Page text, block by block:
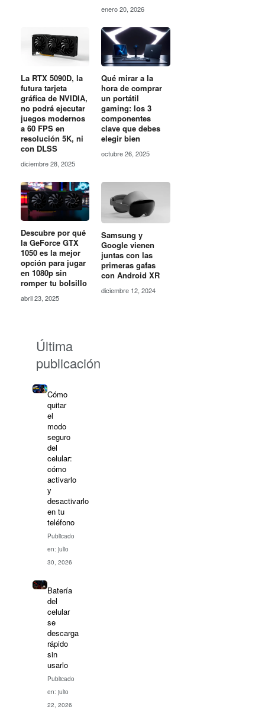
enero 20, 2026
La RTX 5090D, la
futura tarjeta
gráfica de NVIDIA,
no podrá ejecutar
juegos modernos
a 60 FPS en
resolución 5K, ni
con DLSS
diciembre 28, 2025
Qué mirar a la
hora de comprar
un portátil
gaming: los 3
componentes
clave que debes
elegir bien
octubre 26, 2025
Descubre por qué
la GeForce GTX
1050 es la mejor
opción para jugar
en 1080p sin
romper tu bolsillo
abril 23, 2025
Samsung y
Google vienen
juntas con las
primeras gafas
con Android XR
diciembre 12, 2024
Última
publicación
Cómo
quitar
el
modo
seguro
del
celular:
cómo
activarlo
y
desactivarlo
en tu
teléfono
Publicado
en: julio
30, 2026
Batería
del
celular
se
descarga
rápido
sin
usarlo
Publicado
en: julio
22, 2026